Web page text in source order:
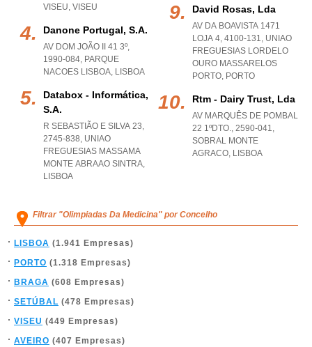
VISEU, VISEU
Danone Portugal, S.a.
AV DOM JOÃO II 41 3º,
1990-084, PARQUE
NACOES LISBOA, LISBOA
Databox - Informática,
S.a.
R SEBASTIÃO E SILVA 23,
2745-838, UNIAO
FREGUESIAS MASSAMA
MONTE ABRAAO SINTRA,
LISBOA
David Rosas, Lda
AV DA BOAVISTA 1471
LOJA 4, 4100-131, UNIAO
FREGUESIAS LORDELO
OURO MASSARELOS
PORTO, PORTO
Rtm - Dairy Trust, Lda
AV MARQUÊS DE POMBAL
22 1ºDTO., 2590-041,
SOBRAL MONTE
AGRACO, LISBOA
Filtrar "Olimpiadas Da Medicina" por Concelho
LISBOA (1.941 Empresas)
PORTO (1.318 Empresas)
BRAGA (608 Empresas)
SETÚBAL (478 Empresas)
VISEU (449 Empresas)
AVEIRO (407 Empresas)